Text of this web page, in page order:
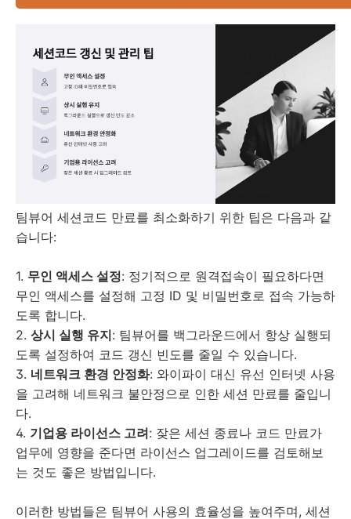
팀뷰어 세션코드 만료를 최소화하기 위한 팁은 다음과 같
습니다:
1. 무인 액세스 설정: 정기적으로 원격접속이 필요하다면
무인 액세스를 설정해 고정 ID 및 비밀번호로 접속 가능하
도록 합니다.
2. 상시 실행 유지: 팀뷰어를 백그라운드에서 항상 실행되
도록 설정하여 코드 갱신 빈도를 줄일 수 있습니다.
3. 네트워크 환경 안정화: 와이파이 대신 유선 인터넷 사용
을 고려해 네트워크 불안정으로 인한 세션 만료를 줄입니
다.
4. 기업용 라이선스 고려: 잦은 세션 종료나 코드 만료가
업무에 영향을 준다면 라이선스 업그레이드를 검토해보
는 것도 좋은 방법입니다.
이러한 방법들은 팀뷰어 사용의 효율성을 높여주며, 세션